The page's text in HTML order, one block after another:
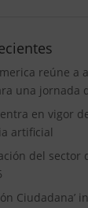
reúne a
una jornada
en vigor
artificial
del sector
Ciudadana’